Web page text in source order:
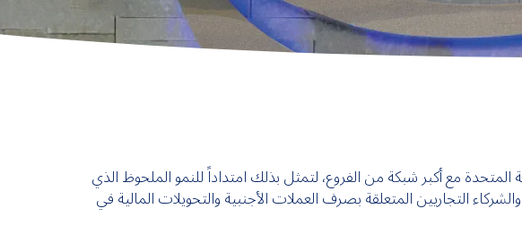
مع أكبر شبكة من الفروع، لتمثل بذلك امتداداً للنمو الملحوظ الذي
تلبية متطلبات العملاء والشركاء التجاريين المتعلقة بصرف العملات الأجنبية والتحويلات المالية في